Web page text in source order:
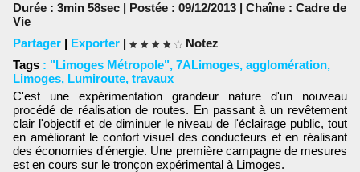
Durée : 3min 58sec | Postée : 09/12/2013 | Chaîne : Cadre de
Vie
Partager | Exporter |
Notez
Tags : "Limoges Métropole", 7ALimoges, agglomération,
Limoges, Lumiroute, travaux
C'est une expérimentation grandeur nature d'un nouveau
procédé de réalisation de routes. En passant à un revêtement
clair l'objectif et de diminuer le niveau de l'éclairage public, tout
en améliorant le confort visuel des conducteurs et en réalisant
des économies d'énergie. Une première campagne de mesures
est en cours sur le tronçon expérimental à Limoges.